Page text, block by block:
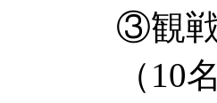
③観
（10